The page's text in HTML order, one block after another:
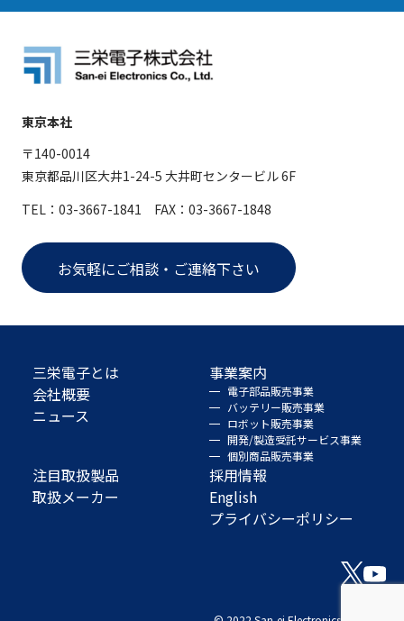
東京本社
〒140-0014
東京都品川区大井1-24-5 大井町センタービル 6F
TEL：03-3667-1841 FAX：03-3667-1848
お気軽にご相談・ご連絡下さい
三栄電子とは
会社概要
ニュース
事業案内
電子部品販売事業
バッテリー販売事業
ロボット販売事業
開発/製造受託サービス事業
個別商品販売事業
注目取扱製品
取扱メーカー
採用情報
English
プライバシーポリシー